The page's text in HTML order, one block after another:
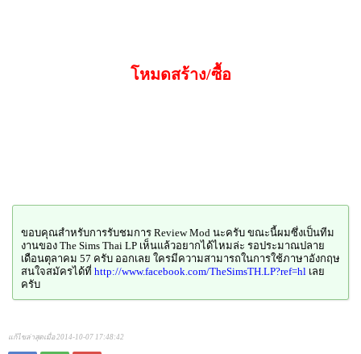
โหมดสร้าง/ซื้อ
ขอบคุณสำหรับการรับชมการ Review Mod นะครับ ขณะนี้ผมซึ่งเป็นทีม
งานของ The Sims Thai LP เห็นแล้วอยากได้ไหมล่ะ รอประมาณปลาย
เดือนตุลาคม 57 ครับ ออกเลย ใครมีความสามารถในการใช้ภาษาอังกฤษ
สนใจสมัครได้ที่ http://www.facebook.com/TheSimsTH.LP?ref=hl เลย
ครับ
แก้ไขล่าสุดเมื่อ 2014-10-07 17:48:42